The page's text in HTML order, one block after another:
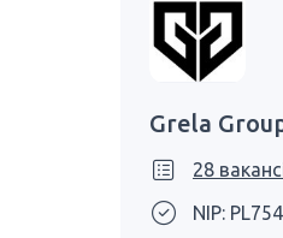
Grela
28
NIP: